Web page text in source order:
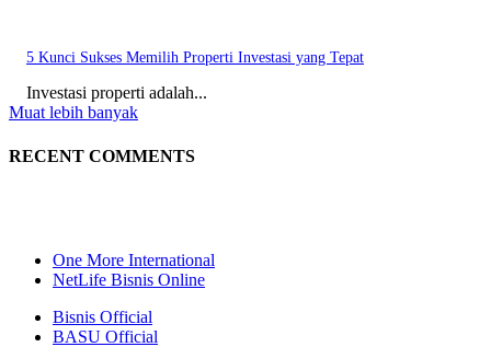
5 Kunci Sukses Memilih Properti Investasi yang Tepat
Investasi properti adalah...
Muat lebih banyak
RECENT COMMENTS
One More International
NetLife Bisnis Online
Bisnis Official
BASU Official